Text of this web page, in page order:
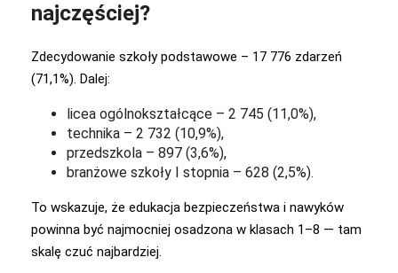
najczęściej?
Zdecydowanie szkoły podstawowe – 17 776 zdarzeń
(71,1%). Dalej:
licea ogólnokształcące – 2 745 (11,0%),
technika – 2 732 (10,9%),
przedszkola – 897 (3,6%),
branżowe szkoły I stopnia – 628 (2,5%).
To wskazuje, że edukacja bezpieczeństwa i nawyków
powinna być najmocniej osadzona w klasach 1–8 — tam
skalę czuć najbardziej.